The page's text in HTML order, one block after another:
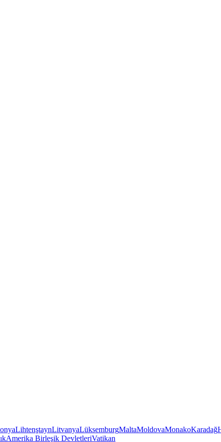
LihtenştaynLitvanyaLüksemburgMaltaMoldovaMonakoKaradağ
Amerika Birleşik DevletleriVatikan